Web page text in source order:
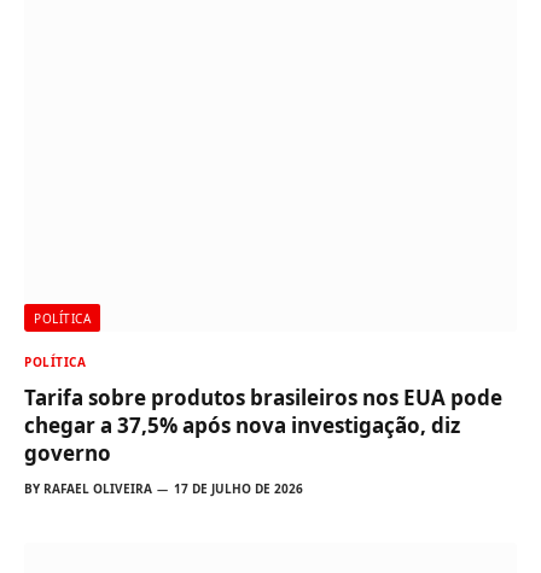
POLÍTICA
POLÍTICA
Tarifa sobre produtos brasileiros nos EUA pode
chegar a 37,5% após nova investigação, diz
governo
BY RAFAEL OLIVEIRA 17 DE JULHO DE 2026